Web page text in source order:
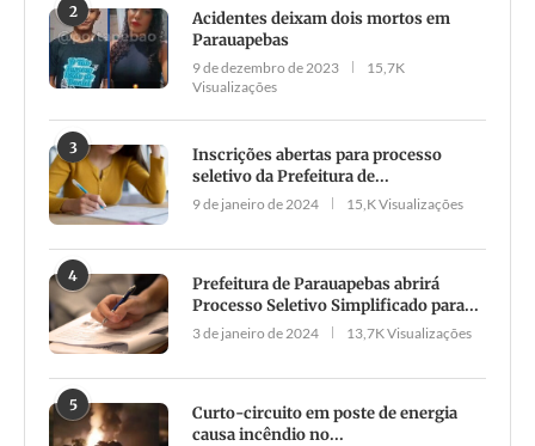
2
Acidentes deixam dois mortos em
Parauapebas
9 de dezembro de 2023
15,7K
Visualizações
3
Inscrições abertas para processo
seletivo da Prefeitura de...
9 de janeiro de 2024 15,K Visualizações
4
Prefeitura de Parauapebas abrirá
Processo Seletivo Simplificado para...
3 de janeiro de 2024 13,7K Visualizações
5
Curto-circuito em poste de energia
causa incêndio no...